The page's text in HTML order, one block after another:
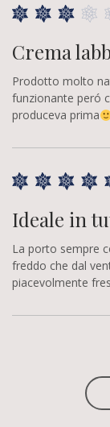
Crema
Prodotto molto
funzionante peró
produceva prima
Ideale in
La porto sempre
freddo che dal
piacevolmente